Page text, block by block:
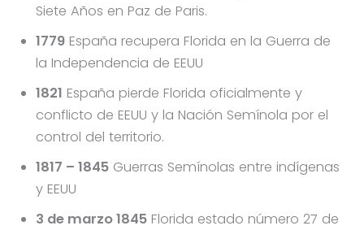
Siete Años en Paz de Paris.
1779España recupera Florida en la Guerra de
la Independencia de EEUU
1821 España pierde Florida oficialmente y
conflicto de EEUU y la Nación Semínola por el
control del territorio.
1817 – 1845Guerras Semínolas entre indígenas
y EEUU
3 de marzo 1845Florida estado número 27 de